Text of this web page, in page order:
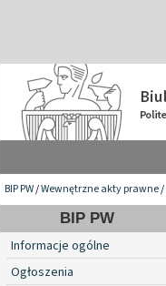
BIP PW/Wewnętrzne akty prawne/
BIP PW
Informacje ogólne
Ogłoszenia